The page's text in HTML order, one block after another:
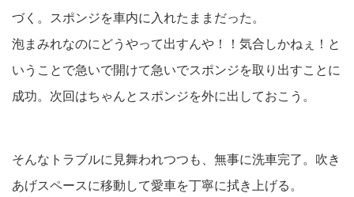
づく。スポンジを車内に入れたままだった。
泡まみれなのにどうやって出すんや！！気合しかねぇ！と
いうことで急いで開けて急いでスポンジを取り出すことに
成功。次回はちゃんとスポンジを外に出しておこう。
そんなトラブルに見舞われつつも、無事に洗車完了。吹き
あげスペースに移動して愛車を丁寧に拭き上げる。